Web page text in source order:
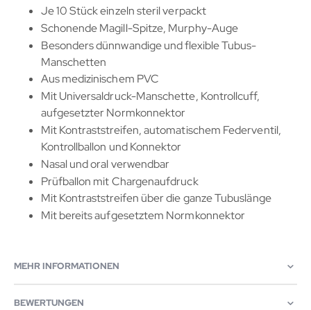
Je 10 Stück einzeln steril verpackt
Schonende Magill-Spitze, Murphy-Auge
Besonders dünnwandige und flexible Tubus-
Manschetten
Aus medizinischem PVC
Mit Universaldruck-Manschette, Kontrollcuff,
aufgesetzter Normkonnektor
Mit Kontraststreifen, automatischem Federventil,
Kontrollballon und Konnektor
Nasal und oral verwendbar
Prüfballon mit Chargenaufdruck
Mit Kontraststreifen über die ganze Tubuslänge
Mit bereits aufgesetztem Normkonnektor
MEHR INFORMATIONEN
BEWERTUNGEN